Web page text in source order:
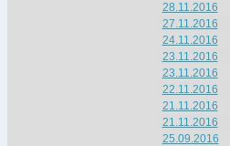
28.11.2016
27.11.2016
24.11.2016
23.11.2016
23.11.2016
22.11.2016
21.11.2016
21.11.2016
25.09.2016